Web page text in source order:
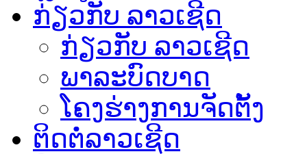
ກ່ຽວກັບ ລາວເຊີດ
ກ່ຽວກັບ ລາວເຊີດ
ພາລະບົດບາດ
ໂຄງຮ່າງການຈັດຕັ້ງ
ຕິດຕໍ່ລາວເຊີດ